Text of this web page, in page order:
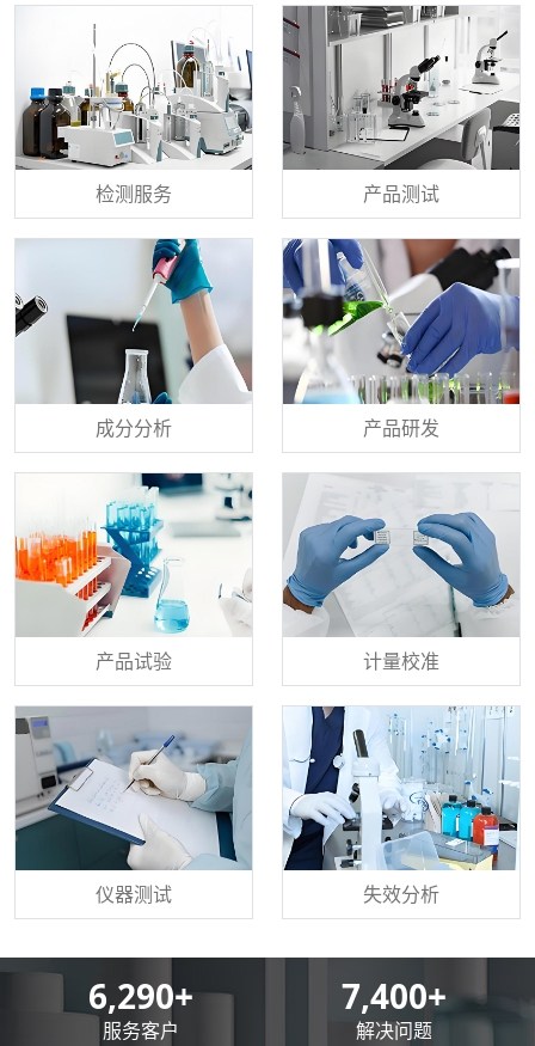
检测服务 产品测试
成分分析 产品研发
产品试验 计量校准
仪器测试 失效分析
8,500+
服务客户
10,000+
解决问题